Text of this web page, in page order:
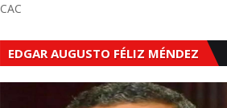
CAC
EDGAR AUGUSTO FÉLIZ MÉNDEZ